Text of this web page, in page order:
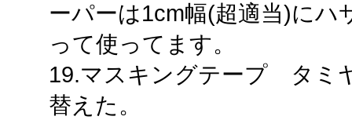
ーパーは1cm幅(超適当)に
って使ってます。
19.マスキングテープ タミ
替えた。